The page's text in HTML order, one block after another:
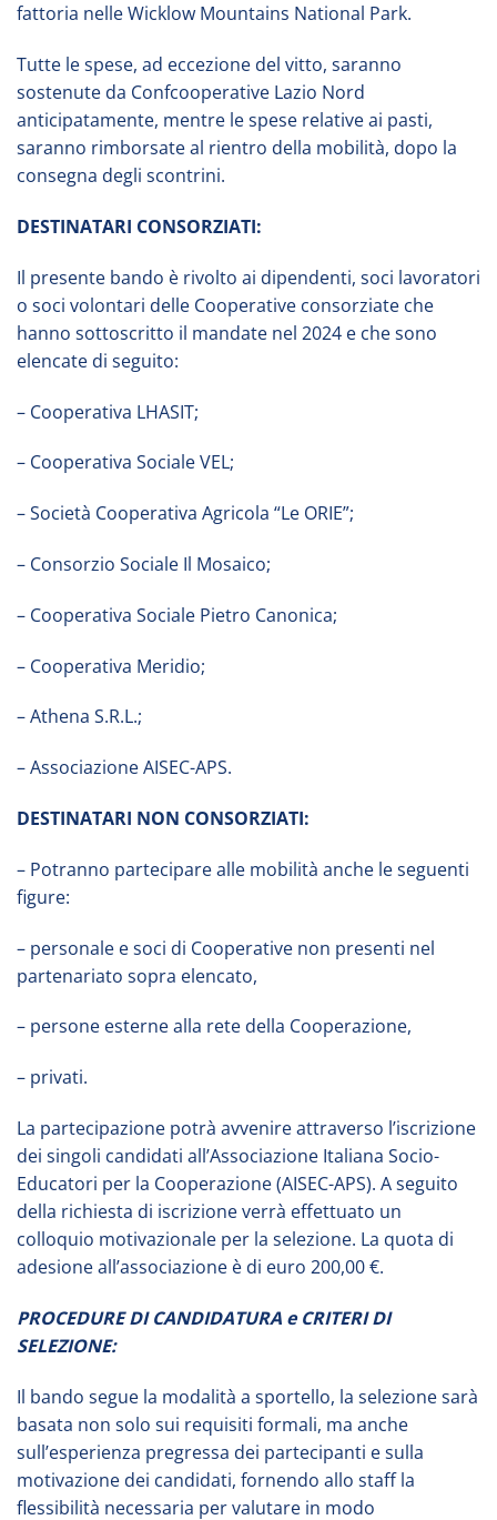
fattoria nelle Wicklow Mountains National Park.
Tutte le spese, ad eccezione del vitto, saranno
sostenute da Confcooperative Lazio Nord
anticipatamente, mentre le spese relative ai pasti,
saranno rimborsate al rientro della mobilità, dopo la
consegna degli scontrini.
DESTINATARI CONSORZIATI:
Il presente bando è rivolto ai dipendenti, soci lavoratori
o soci volontari delle Cooperative consorziate che
hanno sottoscritto il mandate nel 2024 e che sono
elencate di seguito:
– Cooperativa LHASIT;
– Cooperativa Sociale VEL;
– Società Cooperativa Agricola “Le ORIE”;
– Consorzio Sociale Il Mosaico;
– Cooperativa Sociale Pietro Canonica;
– Cooperativa Meridio;
– Athena S.R.L.;
– Associazione AISEC-APS.
DESTINATARI NON CONSORZIATI:
– Potranno partecipare alle mobilità anche le seguenti
figure:
– personale e soci di Cooperative non presenti nel
partenariato sopra elencato,
– persone esterne alla rete della Cooperazione,
– privati.
La partecipazione potrà avvenire attraverso l’iscrizione
dei singoli candidati all’Associazione Italiana Socio-
Educatori per la Cooperazione (AISEC-APS). A seguito
della richiesta di iscrizione verrà effettuato un
colloquio motivazionale per la selezione. La quota di
adesione all’associazione è di euro 200,00 €.
PROCEDURE DI CANDIDATURA e CRITERI DI
SELEZIONE:
Il bando segue la modalità a sportello, la selezione sarà
basata non solo sui requisiti formali, ma anche
sull’esperienza pregressa dei partecipanti e sulla
motivazione dei candidati, fornendo allo staff la
flessibilità necessaria per valutare in modo